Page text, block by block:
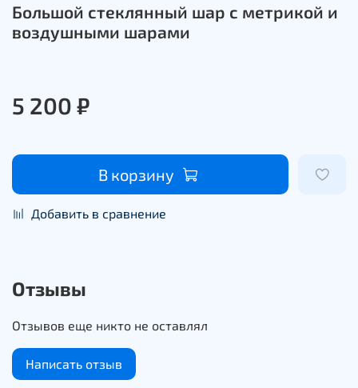
Большой стеклянный шар с метрикой и
воздушными шарами
5 200 ₽
В корзину
Добавить в сравнение
Отзывы
Отзывов еще никто не оставлял
Написать отзыв